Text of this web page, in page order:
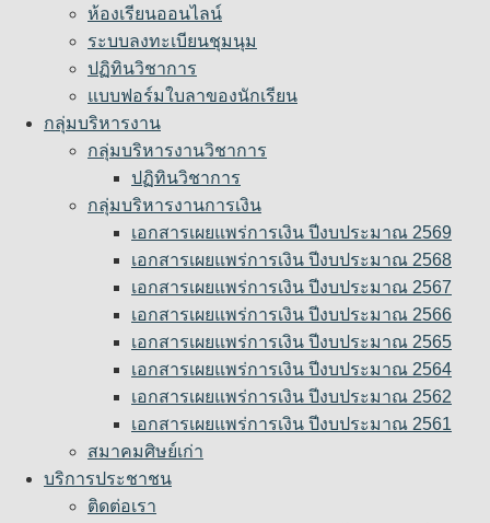
ห้องเรียนออนไลน์
ระบบลงทะเบียนชุมนุม
ปฏิทินวิชาการ
แบบฟอร์มใบลาของนักเรียน
กลุ่มบริหารงาน
กลุ่มบริหารงานวิชาการ
ปฏิทินวิชาการ
กลุ่มบริหารงานการเงิน
เอกสารเผยแพร่การเงิน ปีงบประมาณ 2569
เอกสารเผยแพร่การเงิน ปีงบประมาณ 2568
เอกสารเผยแพร่การเงิน ปีงบประมาณ 2567
เอกสารเผยแพร่การเงิน ปีงบประมาณ 2566
เอกสารเผยแพร่การเงิน ปีงบประมาณ 2565
เอกสารเผยแพร่การเงิน ปีงบประมาณ 2564
เอกสารเผยแพร่การเงิน ปีงบประมาณ 2562
เอกสารเผยแพร่การเงิน ปีงบประมาณ 2561
สมาคมศิษย์เก่า
บริการประชาชน
ติดต่อเรา